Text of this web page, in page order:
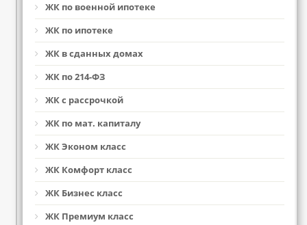
ЖК по военной ипотеке
ЖК по ипотеке
ЖК в сданных домах
ЖК по 214-ФЗ
ЖК с рассрочкой
ЖК по мат. капиталу
ЖК Эконом класс
ЖК Комфорт класс
ЖК Бизнес класс
ЖК Премиум класс